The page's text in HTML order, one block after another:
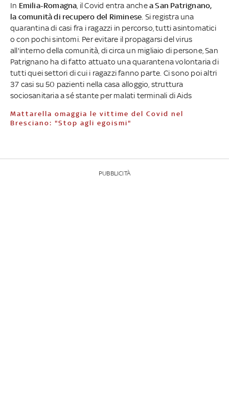
In Emilia-Romagna , il Covid entra anchea San Patrignano,
la comunità di recupero del Riminese . Si registra una
quarantina di casi fra i ragazzi in percorso, tutti asintomatici
o con pochi sintomi. Per evitare il propagarsi del virus
all'interno della comunità, di circa un migliaio di persone, San
Patrignano ha di fatto attuato una quarantena volontaria di
tutti quei settori di cui i ragazzi fanno parte. Ci sono poi altri
37 casi su 50 pazienti nella casa alloggio, struttura
sociosanitaria a sé stante per malati terminali di Aids
Mattarella omaggia le vittime del Covid nel
Bresciano: "Stop agli egoismi"
PUBBLICITÀ